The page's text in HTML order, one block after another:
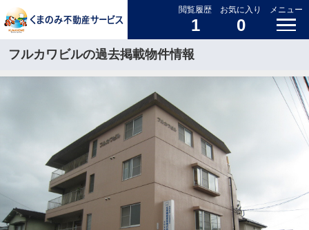
閲覧履歴
1
お気に入り
0
メニュー
フルカワビルの過去掲載物件情報